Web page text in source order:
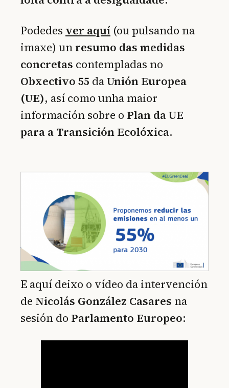
Podedes ver aquí (ou pulsando na
imaxe) un resumo das medidas
concretas contempladas no
Obxectivo 55 daUnión Europea
(UE), así como unha maior
información sobre o Plan da UE
para a Transición Ecolóxica.
E aquí deixo o vídeo da intervención
de Nicolás González Casares na
sesión do Parlamento Europeo: